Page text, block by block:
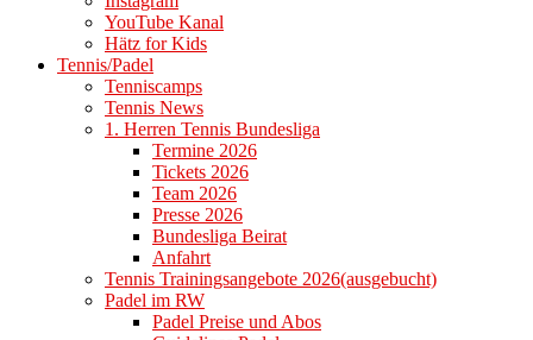
YouTube Kanal
Hätz for Kids
Tennis/Padel
Tenniscamps
Tennis News
1. Herren Tennis Bundesliga
Termine 2026
Tickets 2026
Team 2026
Presse 2026
Bundesliga Beirat
Anfahrt
Tennis Trainingsangebote 2026(ausgebucht)
Padel im RW
Padel Preise und Abos